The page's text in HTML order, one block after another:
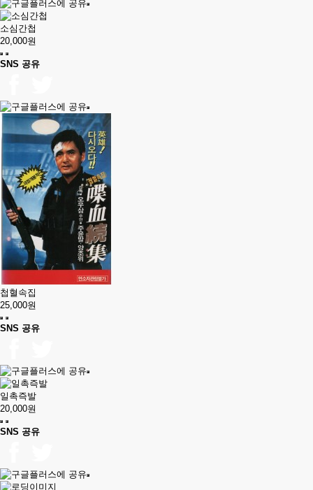
소심간첩
20,000원
SNS 공유
첩혈속집
25,000원
SNS 공유
일촉즉발
20,000원
SNS 공유